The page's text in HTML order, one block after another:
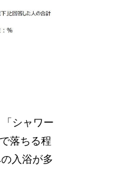
シャワー
落ちる程
入浴が多